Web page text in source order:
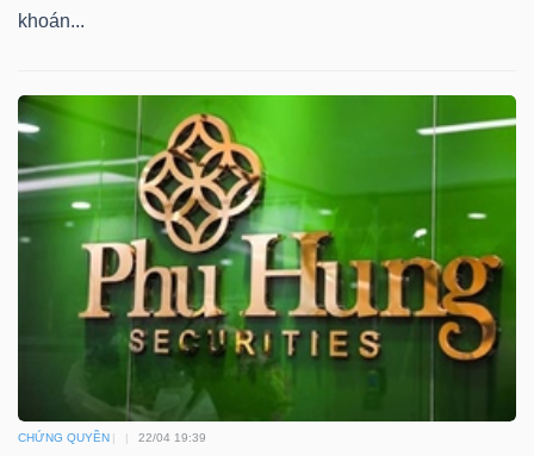
khoán...
CHỨNG QUYỀN 22/04 19:39
TIỆN
ĐỘNG
chứng